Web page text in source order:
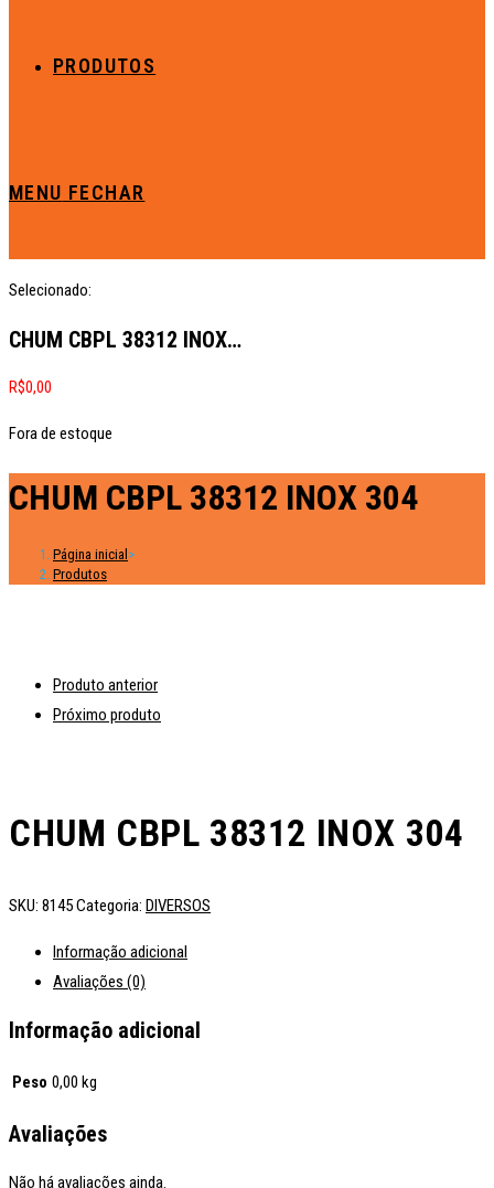
PRODUTOS
MENU FECHAR
Selecionado:
CHUM CBPL 38312 INOX…
R$0,00
Fora de estoque
CHUM CBPL 38312 INOX 304
Página inicial >
Produtos
Produto anterior
Próximo produto
CHUM CBPL 38312 INOX 304
SKU: 8145Categoria: DIVERSOS
Informação adicional
Avaliações (0)
Informação adicional
Peso 0,00 kg
Avaliações
Não há avaliações ainda.